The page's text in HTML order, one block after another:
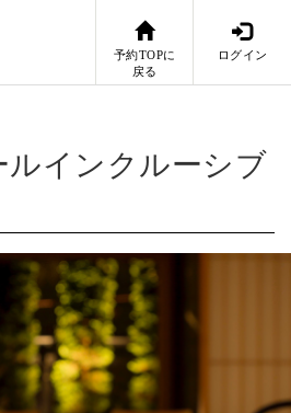
予約TOPに
戻る
ログイン
ルインクルーシブ